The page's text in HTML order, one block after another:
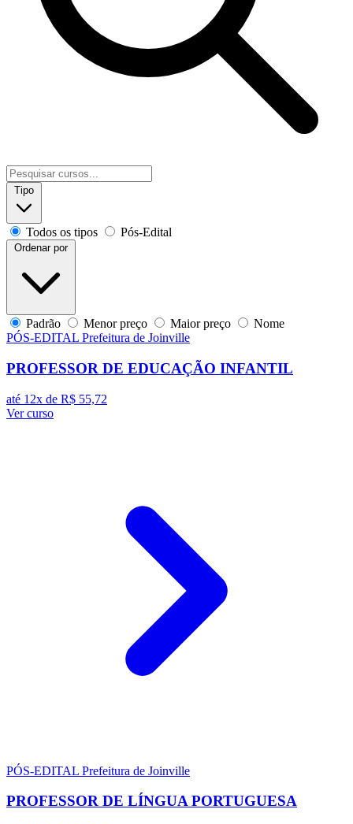
Tipo
Todos os tipos Pós-Edital
Ordenar por
Padrão Menor preço Maior preço
Nome
PÓS-EDITAL Prefeitura de Joinville
PROFESSOR DE EDUCAÇÃO INFANTIL
até 12x de R$ 55,72
Ver curso
PÓS-EDITAL Prefeitura de Joinville
PROFESSOR DE LÍNGUA PORTUGUESA